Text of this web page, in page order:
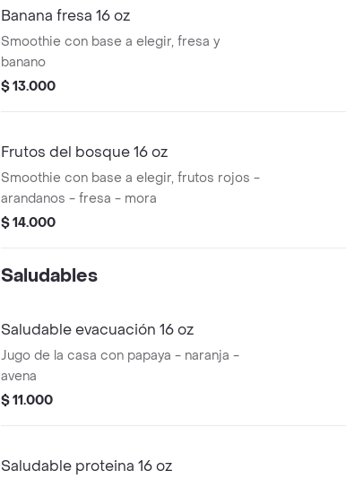
Banana fresa 16 oz
Smoothie con base a elegir, fresa y
banano
$ 13.000
Frutos del bosque 16 oz
Smoothie con base a elegir, frutos rojos -
arandanos - fresa - mora
$ 14.000
Saludables
Saludable evacuación 16 oz
Jugo de la casa con papaya - naranja -
avena
$ 11.000
Saludable proteina 16 oz